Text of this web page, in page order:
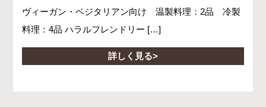
ヴィーガン・ベジタリアン向け 温製料理：2品 冷製
料理：4品 ハラルフレンドリー […]
詳しく見る